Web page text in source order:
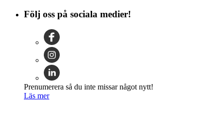
Följ oss på sociala medier!
Prenumerera så du inte missar något nytt!
Läs mer